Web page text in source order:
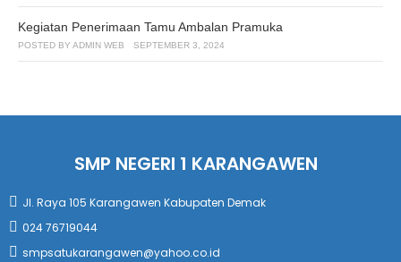
Kegiatan Penerimaan Tamu Ambalan Pramuka
POSTED BY ADMIN WEB SEPTEMBER 3, 2024
SMP NEGERI 1 KARANGAWEN
Jl. Raya 105 Karangawen Kabupaten Demak
024 76719044
smpsatukarangawen@yahoo.co.id